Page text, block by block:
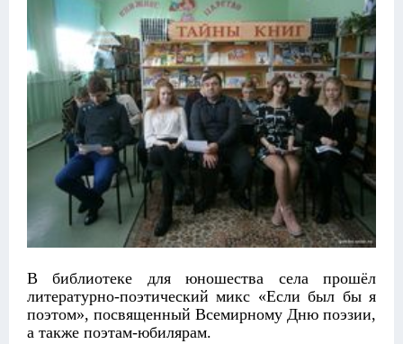
В библиотеке для юношества села прошёл
литературно-поэтический микс «Если был бы я
поэтом», посвященный Всемирному Дню поэзии,
а также поэтам-юбилярам.